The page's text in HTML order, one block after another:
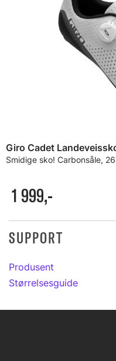
Giro Cadet
Smidige sko! Carbonsåle,
1 999,-
SUPPORT
Produsent
Størrelsesguide